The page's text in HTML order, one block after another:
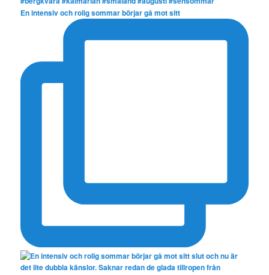
En intensiv och rolig sommar börjar gå mot sitt